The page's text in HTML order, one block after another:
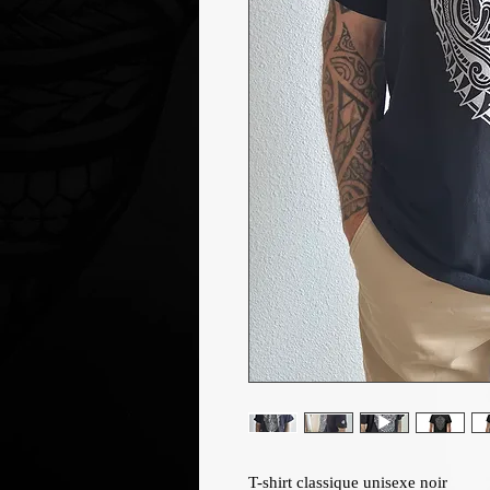
T-shirt classique unisexe noir